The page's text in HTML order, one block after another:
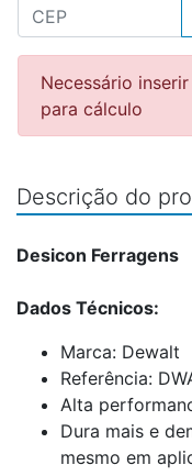
Necessário
para cálculo
Descrição do
Desicon Ferragens
Dados Técnicos:
Marca: Dewalt
Referência:
Alta
Dura mais e
mesmo em